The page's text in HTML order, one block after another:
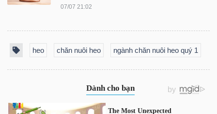
07/07 21:02
heo chăn nuôi heo ngành chăn nuôi heo quý 1
Thuật
(-)
Dịch